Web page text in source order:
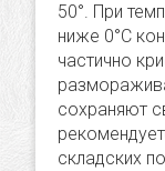
50°. При
ниже 0°С
частично
сохраняют
складских